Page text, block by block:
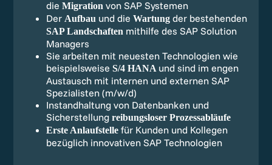
die Migration von SAP Systemen
Der Aufbau und die Wartung der bestehenden
SAP Landschaften mithilfe des SAP Solution
Managers
Sie arbeiten mit neuesten Technologien wie
beispielsweise S/4 HANA und sind im engen
Austausch mit internen und externen SAP
Spezialisten (m/w/d)
Instandhaltung von Datenbanken und
Sicherstellung reibungsloser Prozessabläufe
Erste Anlaufstelle für Kunden und Kollegen
bezüglich innovativen SAP Technologien